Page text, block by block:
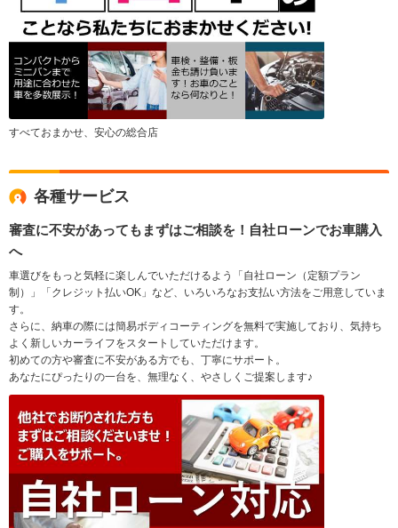
すべておまかせ、安心の総合店
各種サービス
審査に不安があってもまずはご相談を！自社ローンでお車購入
へ
車選びをもっと気軽に楽しんでいただけるよう「自社ローン（定額プラン
制）」「クレジット払いOK」など、いろいろなお支払い方法をご用意していま
す。
さらに、納車の際には簡易ボディコーティングを無料で実施しており、気持ち
よく新しいカーライフをスタートしていただけます。
初めての方や審査に不安がある方でも、丁寧にサポート。
あなたにぴったりの一台を、無理なく、やさしくご提案します♪